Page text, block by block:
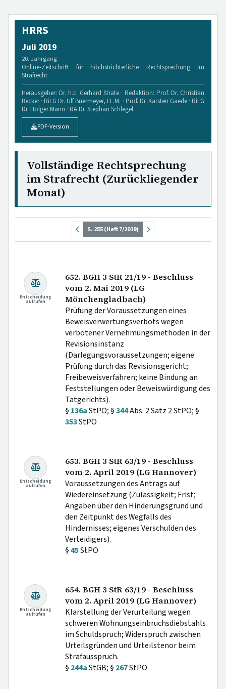
HRRS
Juli 2019
20. Jahrgang
Online-Zeitschrift für höchstrichterliche Rechtsprechung im
Strafrecht
Herausgeber: Dr. h.c. Gerhard Strate · Redaktion: Prof. Dr. Christian
Becker · RiLG Dr. Ulf Buermeyer, LL.M. · Prof. Dr. Karsten Gaede · RiLG
Dr. Holger Mann · RA Dr. Stephan Schlegel.
PDF-Version
Vollständige Rechtsprechung
im Strafrecht (Zurückliegender
Monat)
S. 255 (Heft 7/2019)
Entscheidung
aufrufen
652. BGH 3 StR 21/19 - Beschluss
vom 2. Mai 2019 (LG
Mönchengladbach)
Prüfung der Voraussetzungen eines
Beweisverwertungsverbots wegen
verbotener Vernehmungsmethoden in der
Revisionsinstanz
(Darlegungsvoraussetzungen; eigene
Prüfung durch das Revisionsgericht;
Freibeweisverfahren; keine Bindung an
Feststellungen oder Beweiswürdigung des
Tatgerichts).
§ 136aStPO; §344Abs. 2 Satz 2 StPO; §
353StPO
Entscheidung
aufrufen
653. BGH 3 StR 63/19 - Beschluss
vom 2. April 2019 (LG Hannover)
Voraussetzungen des Antrags auf
Wiedereinsetzung (Zulässigkeit; Frist;
Angaben über den Hinderungsgrund und
den Zeitpunkt des Wegfalls des
Hindernisses; eigenes Verschulden des
Verteidigers).
§45StPO
Entscheidung
aufrufen
654. BGH 3 StR 63/19 - Beschluss
vom 2. April 2019 (LG Hannover)
Klarstellung der Verurteilung wegen
schweren Wohnungseinbruchsdiebstahls
im Schuldspruch; Widerspruch zwischen
Urteilsgründen und Urteilstenor beim
Strafausspruch.
§ 244aStGB; § 267StPO